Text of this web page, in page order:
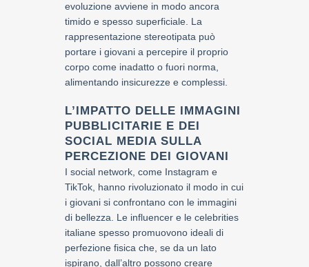
evoluzione avviene in modo ancora
timido e spesso superficiale. La
rappresentazione stereotipata può
portare i giovani a percepire il proprio
corpo come inadatto o fuori norma,
alimentando insicurezze e complessi.
L’IMPATTO DELLE IMMAGINI
PUBBLICITARIE E DEI
SOCIAL MEDIA SULLA
PERCEZIONE DEI GIOVANI
I social network, come Instagram e
TikTok, hanno rivoluzionato il modo in cui
i giovani si confrontano con le immagini
di bellezza. Le influencer e le celebrities
italiane spesso promuovono ideali di
perfezione fisica che, se da un lato
ispirano, dall’altro possono creare